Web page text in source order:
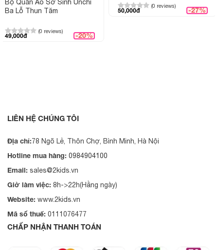
Bộ Quần Áo Sơ Sinh Unchi
Ba Lỗ Thun Tăm
(0 reviews)
49,000đ -20%
(0 reviews)
50,000đ -27%
LIÊN HỆ CHÚNG TÔI
Địa chỉ:78 Ngõ Lẻ, Thôn Chợ, Bình Minh, Hà Nội
Hotline mua hàng: 0984904100
Email: sales@2kids.vn
Giờ làm việc: 8h->22h(Hằng ngày)
Website: www.2kids.vn
Mã số thuế: 0111076477
CHẤP NHẬN THANH TOÁN